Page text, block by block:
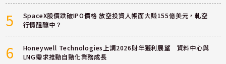
5
SpaceX股價跌破IPO價格 放空投資人帳面大賺155億美元，軋空
行情醞釀中？
6
Honeywell Technologies上調2026財年獲利展望 資料中心與
LNG需求推動自動化業務成長